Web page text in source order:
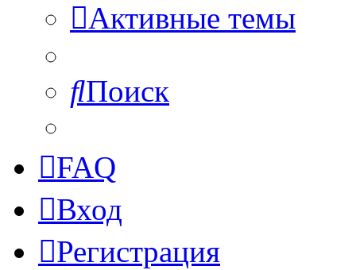
Активные темы
Поиск
FAQ
Вход
Регистрация